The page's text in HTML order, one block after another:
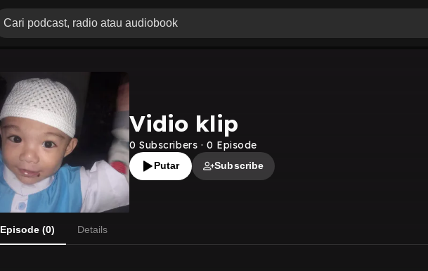
Vidio klip
0 Subscribers · 0 Episode
Putar Subscribe
Episode (0) Details